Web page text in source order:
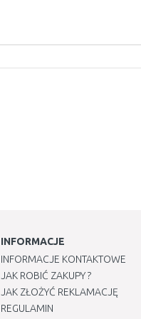
INFORMACJE
INFORMACJE KONTAKTOWE
JAK ROBIĆ ZAKUPY ?
JAK ZŁOŻYĆ REKLAMACJĘ
REGULAMIN